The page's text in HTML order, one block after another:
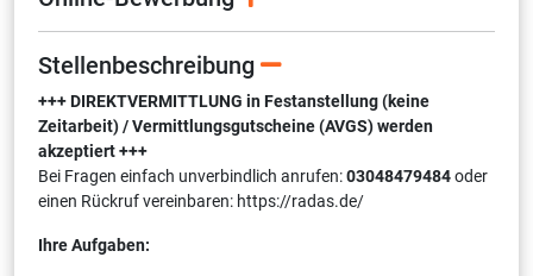
Stellenbeschreibung
+++ DIREKTVERMITTLUNG in Festanstellung (keine
Zeitarbeit) / Vermittlungsgutscheine (AVGS) werden
akzeptiert +++
Bei Fragen einfach unverbindlich anrufen:03048479484oder
einen Rückruf vereinbaren: https://radas.de/
Ihre Aufgaben: